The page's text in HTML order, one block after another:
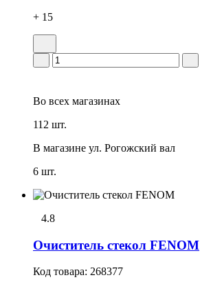
+ 15
Во всех магазинах
112 шт.
В магазине ул. Рогожский вал
6 шт.
4.8
Очиститель стекол FENOM
Код товара: 268377